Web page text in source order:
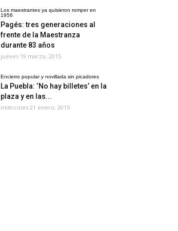
Los maestrantes ya quisieron romper en
1956
Pagés: tres generaciones al
frente de la Maestranza
durante 83 años
jueves 19 marzo, 2015
Encierro popular y novillada sin picadores
La Puebla: ‘No hay billetes’ en la
plaza y en las...
miércoles 21 enero, 2015